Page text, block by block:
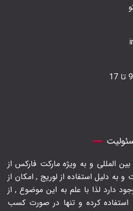
المللی و به ویژه مارکت فارکس از
به دلیل استفاده از لوریج , امکان از
دارد لذا با علم به این موضوع , از
خدمات مجموعه Maketp استفاده کرده و تنها در صورت کسب